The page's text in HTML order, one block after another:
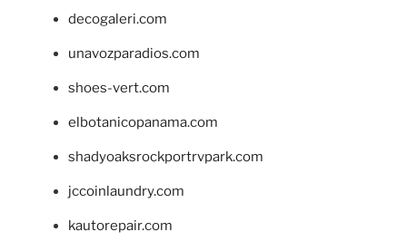
decogaleri.com
unavozparadios.com
shoes-vert.com
elbotanicopanama.com
shadyoaksrockportrvpark.com
jccoinlaundry.com
kautorepair.com